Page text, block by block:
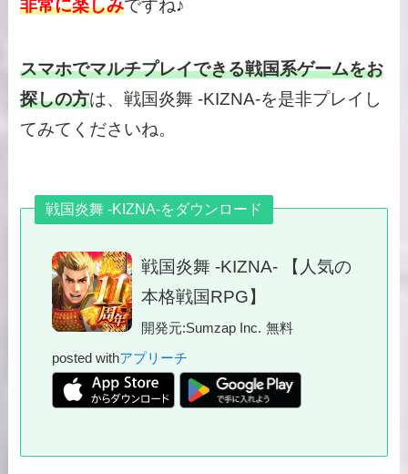
非常に楽しみですね♪
スマホでマルチプレイできる戦国系ゲームをお
探しの方は、戦国炎舞 -KIZNA-を是非プレイし
てみてくださいね。
戦国炎舞 -KIZNA-をダウンロード
戦国炎舞 -KIZNA- 【人気の
本格戦国RPG】
開発元:Sumzap Inc. 無料
posted withアプリーチ